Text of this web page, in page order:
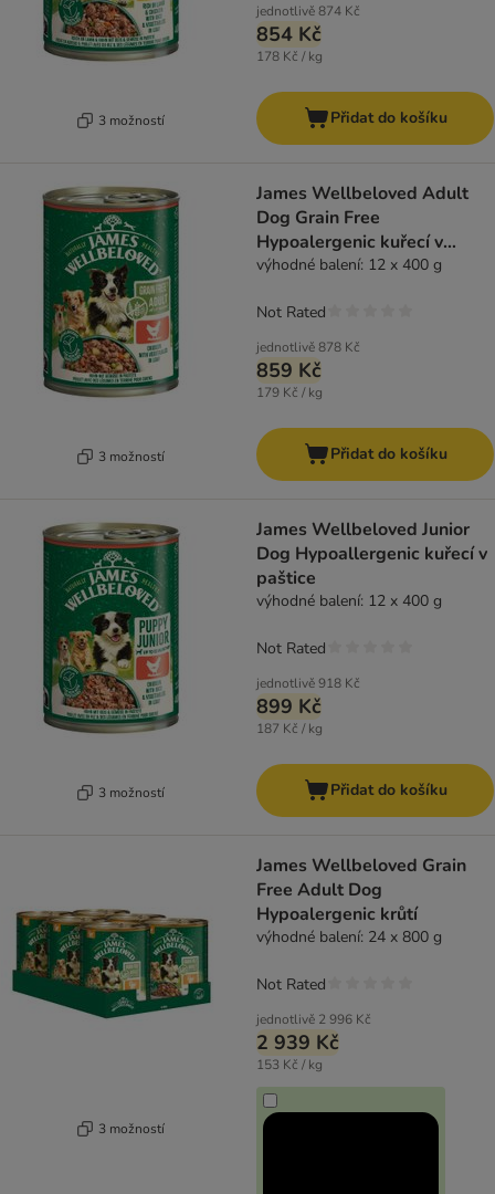
3 možností
jednotlivě874 Kč
854 Kč
178 Kč / kg
Přidat do košíku
3 možností
James Wellbeloved Adult
Dog Grain Free
Hypoalergenic kuřecí v
paštice
výhodné balení: 12 x 400 g
jednotlivě878 Kč
859 Kč
179 Kč / kg
Not Rated
Přidat do košíku
3 možností
James Wellbeloved Junior
Dog Hypoallergenic kuřecí v
paštice
výhodné balení: 12 x 400 g
jednotlivě918 Kč
899 Kč
187 Kč / kg
Not Rated
Přidat do košíku
3 možností
James Wellbeloved Grain
Free Adult Dog
Hypoalergenic krůtí
výhodné balení: 24 x 800 g
jednotlivě 2 996 Kč
2 939 Kč
153 Kč / kg
Not Rated